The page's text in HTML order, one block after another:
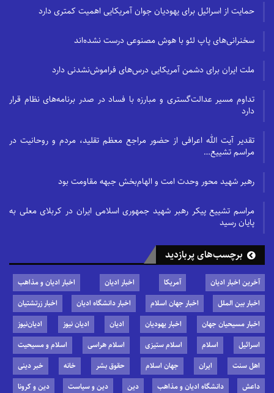
حمایت از اسرائیل برای یهودیان جوان آمریکایی اهمیت کمتری دارد
سخنرانی‌های پاپ لئو با هوش مصنوعی درست نشده‌اند
ملت ایران برای دشمن آمریکایی درس‌های فراموش‌نشدنی دارد
تداوم مسیر عدالت‌گستری و مبارزه با فساد در صدر برنامه‌های نظام قرار
دارد
تقدیر آیت الله اعرافی از حضور مراجع معظم تقلید، مردم و روحانیت در
مراسم تشییع…
رهبر شهید محور وحدت امت و الهام‌بخش جبهه مقاومت بود
مراسم تشییع پیکر رهبر شهید جمهوری اسلامی ایران در کربلای معلی به
پایان رسید
برچسب‌های پربازدید
آخرین اخبار ادیان آمریکا اخبار ادیان
اخبار ادیان و مذاهب
اخبار بین الملل
اخبار جهان اسلام اخبار دانشگاه ادیان
اخبار زرتشتیان
اخبار مسیحیان جهان
اخبار یهودیان ادیان ادیان نیوز
ادیان‌نیوز
اسرائیل
اسلام اسلام ستیزی اسلام هراسی
اسلام و مسیحیت
اهل سنت
ایران جهان اسلام حقوق بشر خانه
خبر دینی
داعش
دانشگاه ادیان و مذاهب دین دین و سیاست
دین و کرونا